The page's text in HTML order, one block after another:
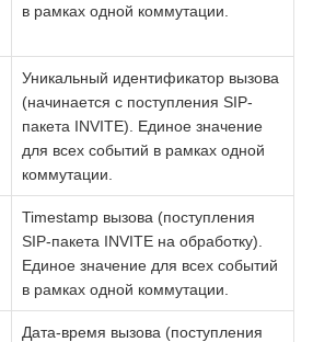
в рамках одной коммутации.
Уникальный идентификатор вызова
(начинается с поступления SIP-
пакета INVITE). Единое значение
для всех событий в рамках одной
коммутации.
Timestamp вызова (поступления
SIP-пакета INVITE на обработку).
Единое значение для всех событий
в рамках одной коммутации.
Дата-время вызова (поступления